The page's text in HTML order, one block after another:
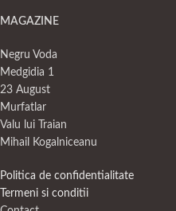
MAGAZINE
Negru Voda
Medgidia 1
23 August
Murfatlar
Valu lui Traian
Mihail Kogalniceanu
Politica de confidentialitate
Termeni si conditii